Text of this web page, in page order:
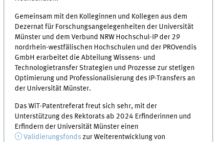
Gemeinsam mit den Kolleginnen und Kollegen aus dem
Dezernat für Forschungsangelegenheiten der Universität
Münster und dem Verbund NRW Hochschul-IP der 29
nordrhein-westfälischen Hochschulen und der PROvendis
GmbH erarbeitet die Abteilung Wissens- und
Technologietransfer Strategien und Prozesse zur stetigen
Optimierung und Professionalisierung des IP-Transfers an
der Universität Münster.
Das WiT-Patentreferat freut sich sehr, mit der
Unterstützung des Rektorats ab 2024 Erfinderinnen und
Erfindern der Universität Münster einen
Validierungsfondszur Weiterentwicklung von